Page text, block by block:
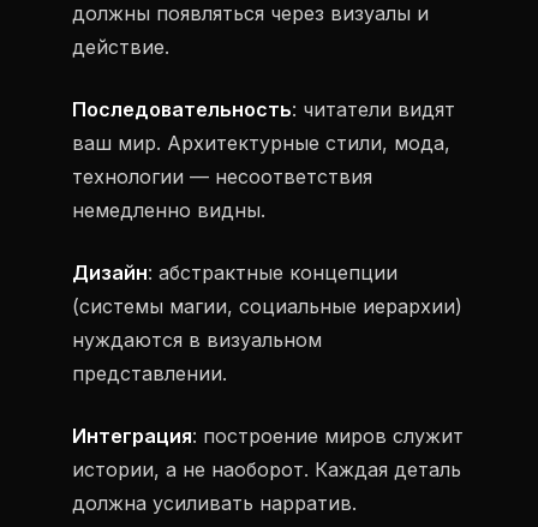
должны появляться через визуалы и
действие.
Последовательность: читатели видят
ваш мир. Архитектурные стили, мода,
технологии — несоответствия
немедленно видны.
Дизайн: абстрактные концепции
(системы магии, социальные иерархии)
нуждаются в визуальном
представлении.
Интеграция: построение миров служит
истории, а не наоборот. Каждая деталь
должна усиливать нарратив.